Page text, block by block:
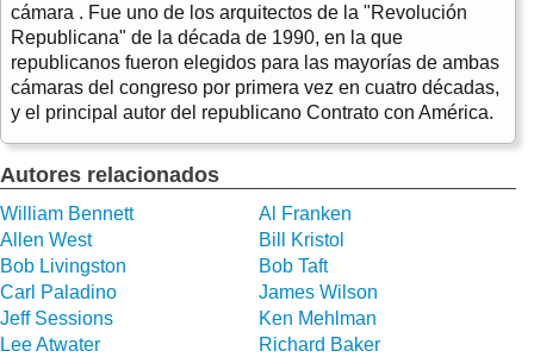
cámara . Fue uno de los arquitectos de la "Revolución
Republicana" de la década de 1990, en la que
republicanos fueron elegidos para las mayorías de ambas
cámaras del congreso por primera vez en cuatro décadas,
y el principal autor del republicano Contrato con América.
Autores relacionados
William Bennett
Al Franken
Allen West
Bill Kristol
Bob Livingston
Bob Taft
Carl Paladino
James Wilson
Jeff Sessions
Ken Mehlman
Lee Atwater
Richard Baker